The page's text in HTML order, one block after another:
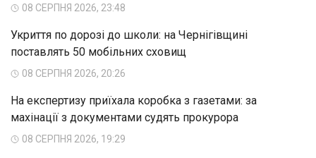
08 СЕРПНЯ 2026, 23:48
Укриття по дорозі до школи: на Чернігівщині
поставлять 50 мобільних сховищ
08 СЕРПНЯ 2026, 20:26
На експертизу приїхала коробка з газетами: за
махінації з документами судять прокурора
08 СЕРПНЯ 2026, 19:29